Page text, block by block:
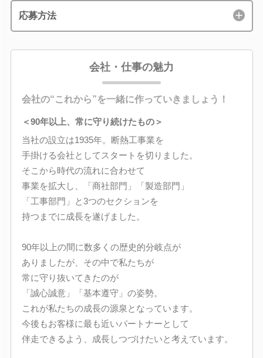
応募方法
会社・仕事の魅力
会社の“これから”を一緒に作っていきましょう！
＜90年以上、常に守り続けたもの＞
当社の設立は1935年。断熱工事業を
手掛ける会社としてスタートを切りました。
そこから時代の流れに合わせて
事業を拡大し、「商社部門」「製造部門」
「工事部門」と3つのセクションを
持つまでに成長を遂げました。
90年以上の間に数多くの歴史的分岐点が
ありましたが、その中で私たちが
常に守り抜いてきたのが
「誠心誠意」「基本遵守」の姿勢。
これが私たちの成長の源泉となっています。
今後もお客様に最も近いパートナーとして
伴走できるよう、成長しつづけたいと考えています。